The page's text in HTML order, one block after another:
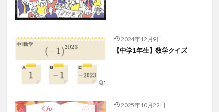
2024年12月9日
【中学1年生】数学クイズ
2025年10月22日